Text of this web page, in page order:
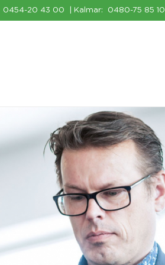
0454-20 43 00 | Kalmar: 0480-75 85 10